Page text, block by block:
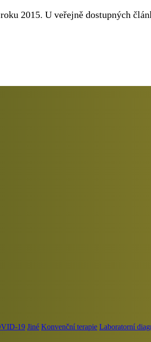
2015. U veřejně dostupných
19 Jiné Konvenční terapie Laboratorní